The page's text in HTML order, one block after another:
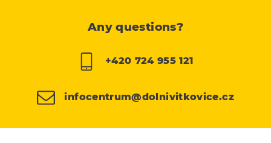
Any questions?
+420 724 955 121
infocentrum@dolnivitkovice.cz